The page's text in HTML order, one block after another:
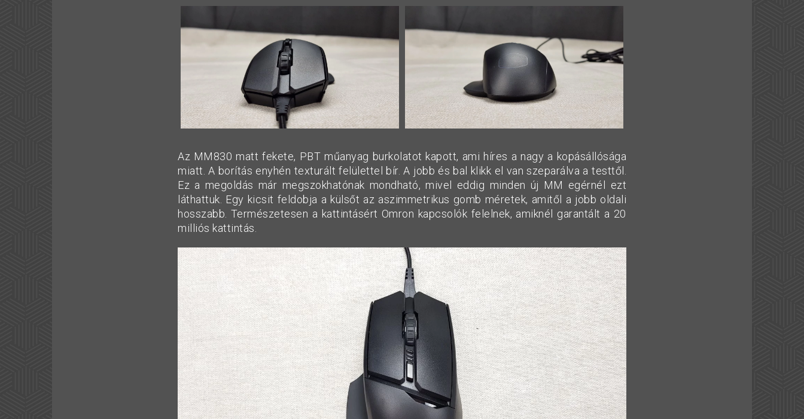
Az MM830 matt fekete, PBT műanyag burkolatot kapott, ami híres a nagy a kopásállósága
miatt. A borítás enyhén texturált felülettel bír. A jobb és bal klikk el van szeparálva a testtől.
Ez a megoldás már megszokhatónak mondható, mivel eddig minden új MM egérnél ezt
láthattuk. Egy kicsit feldobja a külsőt az aszimmetrikus gomb méretek, amitől a jobb oldali
hosszabb. Természetesen a kattintásért Omron kapcsolók felelnek, amiknél garantált a 20
milliós kattintás.